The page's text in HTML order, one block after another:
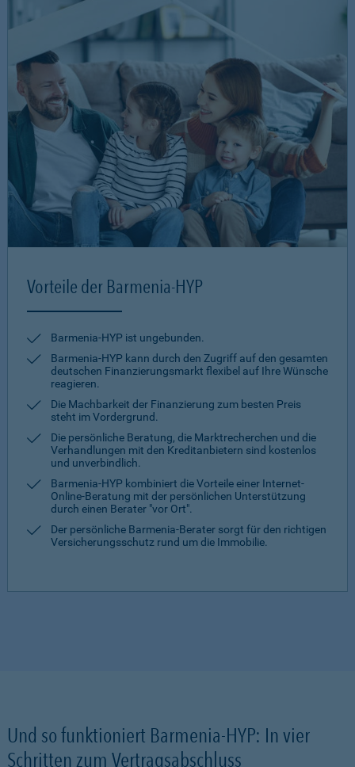
Vorteile der Barmenia-HYP
Barmenia-HYP ist ungebunden.
Barmenia-HYP kann durch den Zugriff auf den gesamten
deutschen Finanzierungsmarkt flexibel auf Ihre Wünsche
reagieren.
Die Machbarkeit der Finanzierung zum besten Preis
steht im Vordergrund.
Die persönliche Beratung, die Marktrecherchen und die
Verhandlungen mit den Kreditanbietern sind kostenlos
und unverbindlich.
Barmenia-HYP kombiniert die Vorteile einer Internet-
Online-Beratung mit der persönlichen Unterstützung
durch einen Berater "vor Ort".
Der persönliche Barmenia-Berater sorgt für den richtigen
Versicherungsschutz rund um die Immobilie.
Und so funktioniert Barmenia-HYP: In vier
Schritten zum Vertragsabschluss